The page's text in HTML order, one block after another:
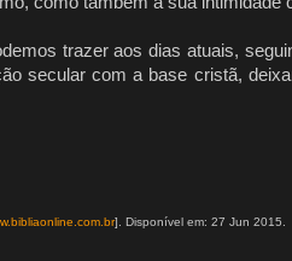
trazer aos dias atuais,
secular com a base cristã,
]. Disponível em: 27 Jun 2015.